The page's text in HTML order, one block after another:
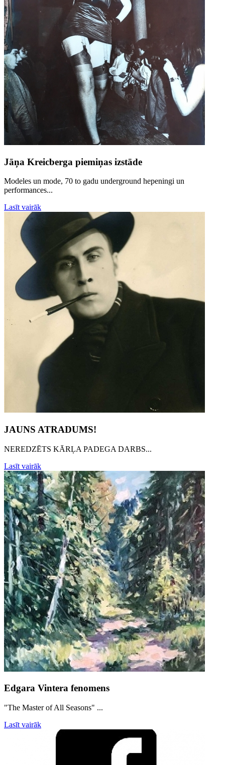
Jāņa Kreicberga piemiņas izstāde
Modeles un mode, 70 to gadu underground hepeningi un
performances...
Lasīt vairāk
JAUNS ATRADUMS!
NEREDZĒTS KĀRĻA PADEGA DARBS...
Lasīt vairāk
Edgara Vintera fenomens
"The Master of All Seasons" ...
Lasīt vairāk